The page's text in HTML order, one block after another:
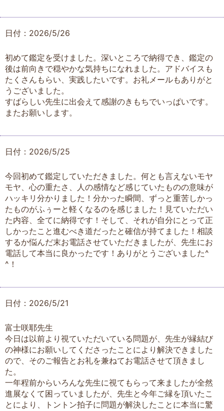
日付：2026/5/26
初めて鑑定を受けました。深いところで納得でき、鑑定の
後は前向きで穏やかな気持ちになれました。アドバイスも
たくさんもらい、実践したいです。お礼メールもありがと
うございました。
すばらしい先生に出会えて感謝のきもちでいっぱいです。
またお願いします。
日付：2026/5/25
今回初めて鑑定していただきました。何とも言えないモヤ
モヤ、心の重たさ、人の感情など感じていたものの意味が
ハッキリ分かりました！分かった瞬間、ずっと重苦しかっ
たものがふぅーと軽くなるのを感じました！見ていただい
た内容、全てに納得です！そして、それが自分にとって正
しかったこと進むべき道だったと確信が持てました！相談
するか悩んだ末お電話させていただきましたが、先生にお
電話して本当に良かったです！ありがとうございました^
^！
日付：2026/5/21
富士咲耶先生
今日は以前より視ていただいている問題が、先生が縁結び
の神様にお願いしてくださったことにより解決できました
ので、そのご報告とお礼を兼ねてお電話させて頂きまし
た。
一年程前からいろんな先生に視てもらって来ましたが全然
進展なくて困っていましたが、先生と今年ご縁を頂いたこ
とにより、トントン拍子に問題が解決したことに本当に驚